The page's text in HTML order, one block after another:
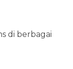
di berbagai